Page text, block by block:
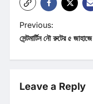
P
o
s
t
Previous:
সেন্টমার্টিন নৌ রুটের ৫
Leave a Reply